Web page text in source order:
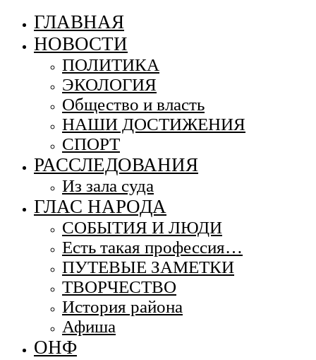
ГЛАВНАЯ
НОВОСТИ
ПОЛИТИКА
ЭКОЛОГИЯ
Общество и власть
НАШИ ДОСТИЖЕНИЯ
СПОРТ
РАССЛЕДОВАНИЯ
Из зала суда
ГЛАС НАРОДА
СОБЫТИЯ И ЛЮДИ
Есть такая профессия…
ПУТЕВЫЕ ЗАМЕТКИ
ТВОРЧЕСТВО
История района
Афиша
ОНФ